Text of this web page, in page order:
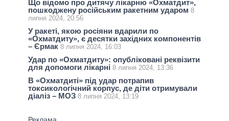
Що відомо про дитячу лікарню «Охматдит»,
пошкоджену російським ракетним ударом 8
липня 2024, 20:56
У ракеті, якою росіяни вдарили по
«Охматдиту», є десятки західних компонентів
– Єрмак 8 липня 2024, 16:03
Удар по «Охматдиту»: опубліковані реквізити
для допомоги лікарні 8 липня 2024, 13:36
В «Охматдиті» під удар потрапив
токсикологічний корпус, де діти отримували
діаліз – МОЗ 8 липня 2024, 13:19